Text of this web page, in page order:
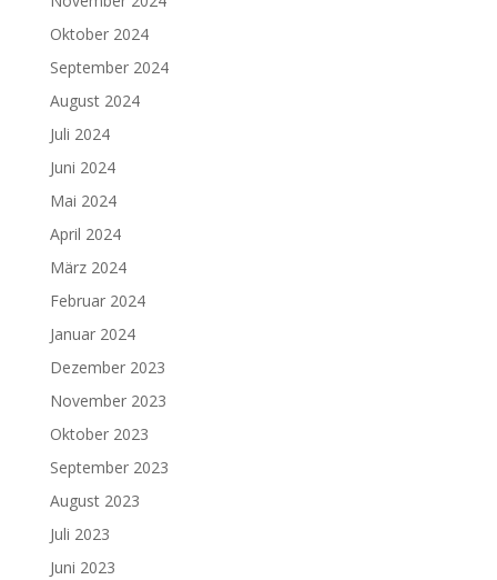
Oktober 2024
September 2024
August 2024
Juli 2024
Juni 2024
Mai 2024
April 2024
März 2024
Februar 2024
Januar 2024
Dezember 2023
November 2023
Oktober 2023
September 2023
August 2023
Juli 2023
Juni 2023